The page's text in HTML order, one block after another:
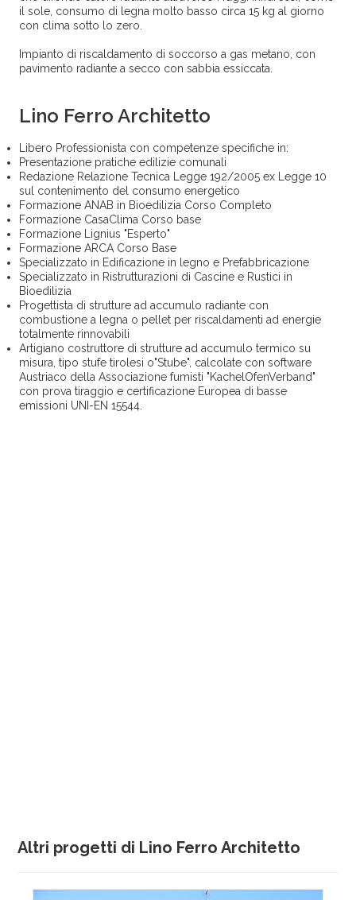
il sole, consumo di legna molto basso circa 15 kg al giorno
con clima sotto lo zero.
Impianto di riscaldamento di soccorso a gas metano, con
pavimento radiante a secco con sabbia essiccata.
Lino Ferro Architetto
Libero Professionista con competenze specifiche in:
Presentazione pratiche edilizie comunali
Redazione Relazione Tecnica Legge 192/2005 ex Legge 10
sul contenimento del consumo energetico
Formazione ANAB in Bioedilizia Corso Completo
Formazione CasaClima Corso base
Formazione Lignius "Esperto"
Formazione ARCA Corso Base
Specializzato in Edificazione in legno e Prefabbricazione
Specializzato in Ristrutturazioni di Cascine e Rustici in
Bioedilizia
Progettista di strutture ad accumulo radiante con
combustione a legna o pellet per riscaldamenti ad energie
totalmente rinnovabili
Artigiano costruttore di strutture ad accumulo termico su
misura, tipo stufe tirolesi o"Stube", calcolate con software
Austriaco della Associazione fumisti "KachelOfenVerband"
con prova tiraggio e certificazione Europea di basse
emissioni UNI-EN 15544.
Altri progetti di Lino Ferro Architetto